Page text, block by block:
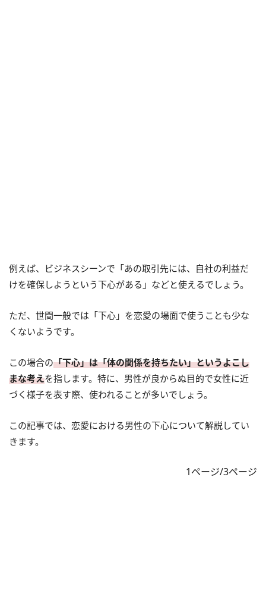
例えば、ビジネスシーンで「あの取引先には、自社の利益だ
けを確保しようという下心がある」などと使えるでしょう。
ただ、世間一般では「下心」を恋愛の場面で使うことも少な
くないようです。
この場合の「下心」は「体の関係を持ちたい」というよこし
まな考えを指します。特に、男性が良からぬ目的で女性に近
づく様子を表す際、使われることが多いでしょう。
この記事では、恋愛における男性の下心について解説してい
きます。
1ページ/3ページ